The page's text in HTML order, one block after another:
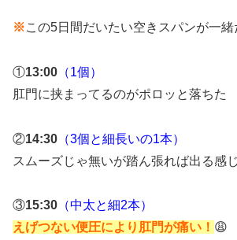
※この5日間だいたい空きスパンが一緒
①13:00 （1個）
肛門に挟まってるのがポロッと落ちた
②14:30 （3個と細長いの1本）
スムーズじゃ無いが踏ん張れば出る感じ
③15:30 （中太と細2本）
えげつない便圧により肛門が痛い！ 😩